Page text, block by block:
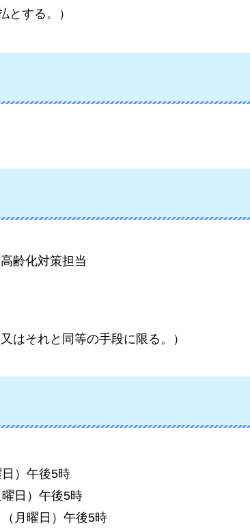
とする。）
齢化対策担当
はそれと同等の手段に限る。）
）午後5時
日）午後5時
月曜日）午後5時